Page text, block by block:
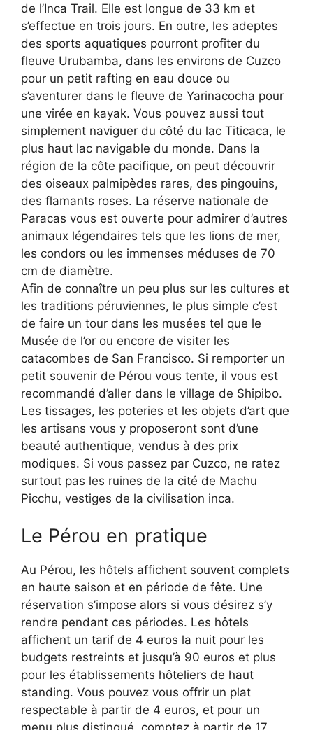
de l’Inca Trail. Elle est longue de 33 km et
s’effectue en trois jours. En outre, les adeptes
des sports aquatiques pourront profiter du
fleuve Urubamba, dans les environs de Cuzco
pour un petit rafting en eau douce ou
s’aventurer dans le fleuve de Yarinacocha pour
une virée en kayak. Vous pouvez aussi tout
simplement naviguer du côté du lac Titicaca, le
plus haut lac navigable du monde. Dans la
région de la côte pacifique, on peut découvrir
des oiseaux palmipèdes rares, des pingouins,
des flamants roses. La réserve nationale de
Paracas vous est ouverte pour admirer d’autres
animaux légendaires tels que les lions de mer,
les condors ou les immenses méduses de 70
cm de diamètre.
Afin de connaître un peu plus sur les cultures et
les traditions péruviennes, le plus simple c’est
de faire un tour dans les musées tel que le
Musée de l’or ou encore de visiter les
catacombes de San Francisco. Si remporter un
petit souvenir de Pérou vous tente, il vous est
recommandé d’aller dans le village de Shipibo.
Les tissages, les poteries et les objets d’art que
les artisans vous y proposeront sont d’une
beauté authentique, vendus à des prix
modiques. Si vous passez par Cuzco, ne ratez
surtout pas les ruines de la cité de Machu
Picchu, vestiges de la civilisation inca.
Le Pérou en pratique
Au Pérou, les hôtels affichent souvent complets
en haute saison et en période de fête. Une
réservation s’impose alors si vous désirez s’y
rendre pendant ces périodes. Les hôtels
affichent un tarif de 4 euros la nuit pour les
budgets restreints et jusqu’à 90 euros et plus
pour les établissements hôteliers de haut
standing. Vous pouvez vous offrir un plat
respectable à partir de 4 euros, et pour un
menu plus distingué, comptez à partir de 17